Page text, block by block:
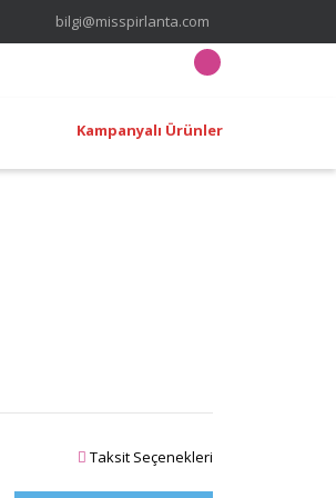
bilgi@misspirlanta.com
Kampanyalı Ürünler
Taksit Seçenekleri